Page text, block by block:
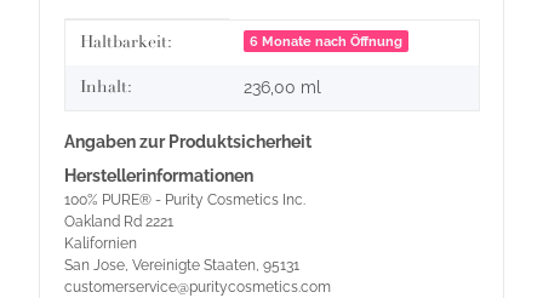
Produkteigenschaft
Wert
Haltbarkeit: 6 Monate nach Öffnung
Inhalt: 236,00 ml
Angaben zur Produktsicherheit
Herstellerinformationen
100% PURE® - Purity Cosmetics Inc.
Oakland Rd 2221
Kalifornien
San Jose, Vereinigte Staaten, 95131
customerservice@puritycosmetics.com